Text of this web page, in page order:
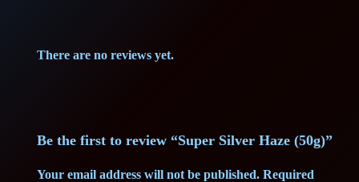
There are no reviews yet.
Be the first to review “Super Silver Haze (50g)”
Your email address will not be published. Required